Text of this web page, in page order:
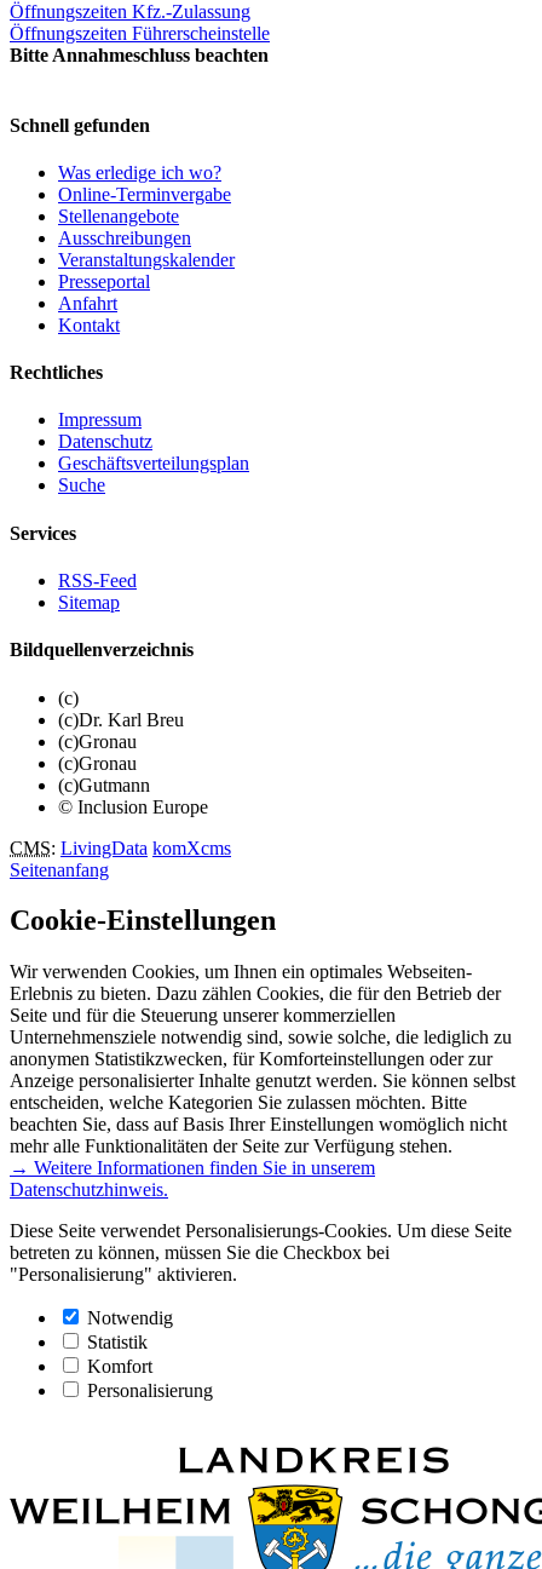
Öffnungszeiten Kfz.-Zulassung
Öffnungszeiten Führerscheinstelle
Bitte Annahmeschluss beachten
Schnell gefunden
Was erledige ich wo?
Online-Terminvergabe
Stellenangebote
Ausschreibungen
Veranstaltungskalender
Presseportal
Anfahrt
Kontakt
Rechtliches
Impressum
Datenschutz
Geschäftsverteilungsplan
Suche
Services
RSS-Feed
Sitemap
Bildquellenverzeichnis
(c)
(c)Dr. Karl Breu
(c)Gronau
(c)Gronau
(c)Gutmann
© Inclusion Europe
CMS: LivingData komXcms
Seitenanfang
Cookie-Einstellungen
Wir verwenden Cookies, um Ihnen ein optimales Webseiten-
Erlebnis zu bieten. Dazu zählen Cookies, die für den Betrieb der
Seite und für die Steuerung unserer kommerziellen
Unternehmensziele notwendig sind, sowie solche, die lediglich zu
anonymen Statistikzwecken, für Komforteinstellungen oder zur
Anzeige personalisierter Inhalte genutzt werden. Sie können selbst
entscheiden, welche Kategorien Sie zulassen möchten. Bitte
beachten Sie, dass auf Basis Ihrer Einstellungen womöglich nicht
mehr alle Funktionalitäten der Seite zur Verfügung stehen.
→ Weitere Informationen finden Sie in unserem
Datenschutzhinweis.
Diese Seite verwendet Personalisierungs-Cookies. Um diese Seite
betreten zu können, müssen Sie die Checkbox bei
"Personalisierung" aktivieren.
Notwendig
Statistik
Komfort
Personalisierung